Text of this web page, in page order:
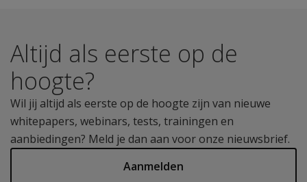
Altijd als eerste op de
hoogte?
Wil jij altijd als eerste op de hoogte zijn van nieuwe
whitepapers, webinars, tests, trainingen en
aanbiedingen? Meld je dan aan voor onze nieuwsbrief.
Aanmelden